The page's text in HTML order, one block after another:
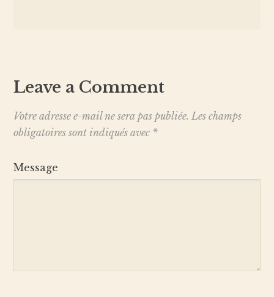
Leave a Comment
Votre adresse e-mail ne sera pas publiée. Les champs
obligatoires sont indiqués avec *
Message